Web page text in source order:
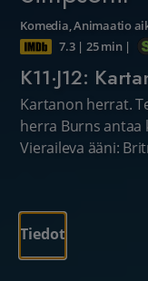
Komedia,Animaatio
7.3| 25 min|
K11·J12:
Kartanon herrat.
herra Burns antaa
Vieraileva ääni:
Tiedot